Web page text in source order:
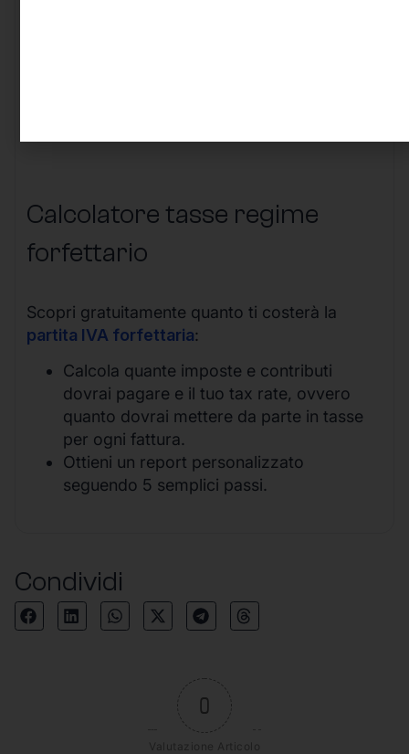
Calcolatore tasse regime
forfettario
Scopri gratuitamente quanto ti costerà la
partita IVA forfettaria:
Calcola quante imposte e contributi
dovrai pagare e il tuo tax rate, ovvero
quanto dovrai mettere da parte in tasse
per ogni fattura.
Ottieni un report personalizzato
seguendo 5 semplici passi.
Condividi
0
Valutazione Articolo